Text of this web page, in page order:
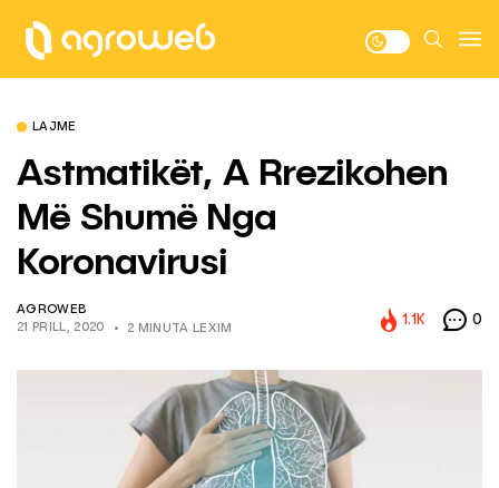
LAJME
Astmatikët, A Rrezikohen
Më Shumë Nga
Koronavirusi
AGROWEB
21 PRILL, 2020
2 MINUTA LEXIM
1.1K 0